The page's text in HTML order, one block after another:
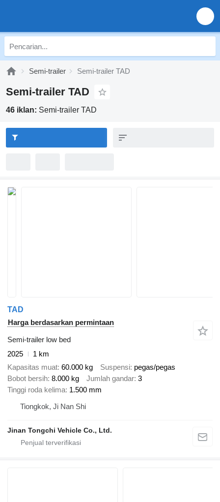
Semi-trailer Semi-trailer TAD
Semi-trailer TAD
46 iklan: Semi-trailer TAD
TAD
Harga berdasarkan permintaan
Semi-trailer low bed
2025
1 km
Kapasitas muat 60.000 kg Suspensi pegas/pegas
Bobot bersih 8.000 kg Jumlah gandar 3
Tinggi roda kelima 1.500 mm
Tiongkok, Ji Nan Shi
Jinan Tongchi Vehicle Co., Ltd.